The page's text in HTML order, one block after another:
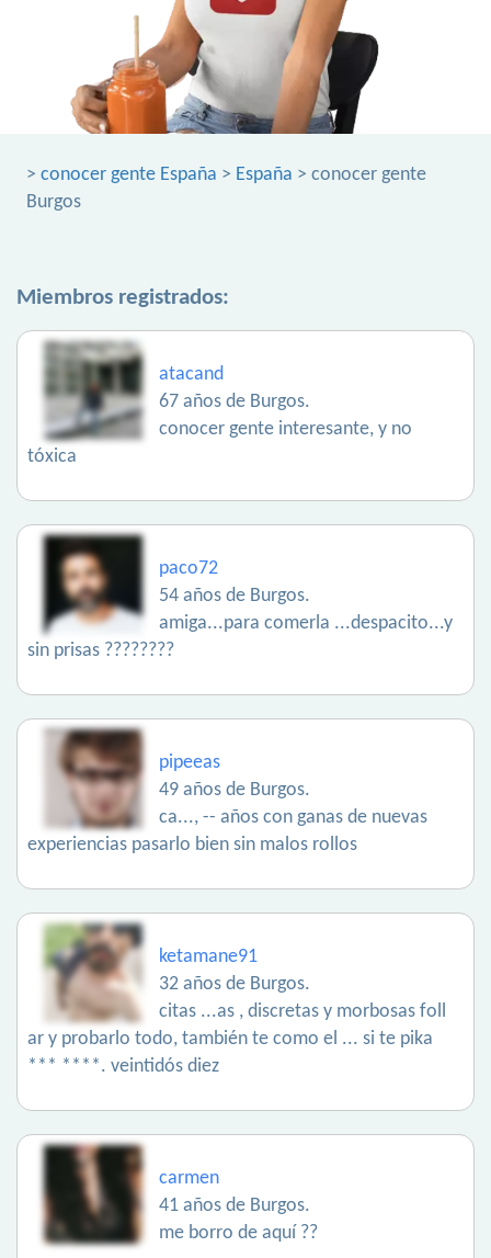
> conocer gente España > España > conocer gente
Burgos
Miembros registrados:
atacand
67 años de Burgos.
conocer gente interesante, y no
tóxica
paco72
54 años de Burgos.
amiga...para comerla ...despacito...y
sin prisas ????????
pipeeas
49 años de Burgos.
ca..., -- años con ganas de nuevas
experiencias pasarlo bien sin malos rollos
ketamane91
32 años de Burgos.
citas ...as , discretas y morbosas foll
ar y probarlo todo, también te como el ... si te pika
*** ****. veintidós diez
carmen
41 años de Burgos.
me borro de aquí ??